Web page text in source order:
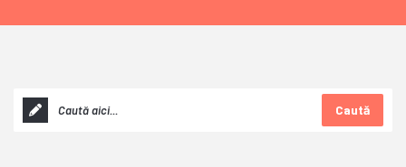
Caută